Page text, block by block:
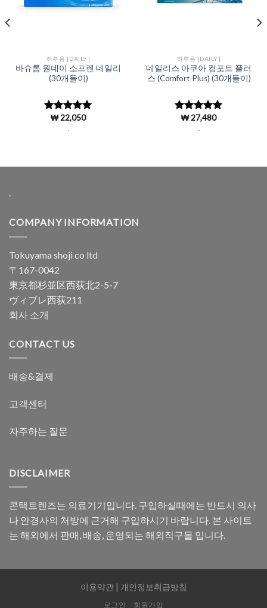
하루용 [DAILY]
바슈롬 원데이 소프렌 데일리
(30개들이)
5 중에서
로 평
₩22,050
하루용 [DAILY]
데일리스 아쿠아 컴포트 플러
스 (Comfort Plus) (30개들이)
5 중에서
로 평
₩27,480
.
COMPANY INFORMATION
Tokuyama shoji co ltd
〒167-0042
東京都杉並区西荻北2-5-7
ヴィブレ西荻211
회사 소개
CONTACT US
배송&결제
고객센터
자주하는 질문
DISCLAIMER
콘택트렌즈는 의료기기입니다. 구입하실때에는 반드시 의사
나 안경사의 처방에 근거해 구입하시기 바랍니다. 본 사이트
는 해외에서 판매, 배송, 운영되는 해외직구몰 입니다.
이용약관| 개인정보취급방침
로그인 회원가입